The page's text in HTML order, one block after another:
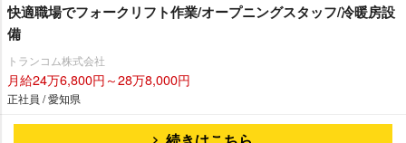
快適職場でフォークリフト作業/オープニングスタッフ/冷暖房設
備
トランコム株式会社
月給24万6,800円～28万8,000円
正社員 / 愛知県